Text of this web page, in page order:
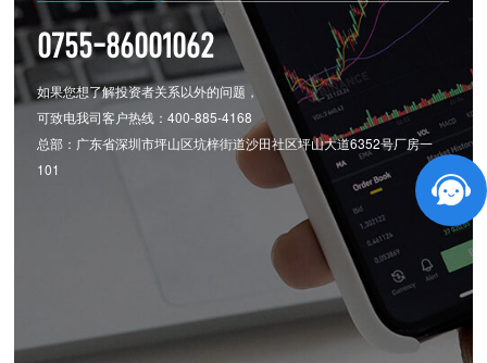
0755-86001062
如果您想了解投资者关系以外的问题，
可致电我司客户热线：400-885-4168
总部：广东省深圳市坪山区坑梓街道沙田社区坪山大道6352号厂房一
101